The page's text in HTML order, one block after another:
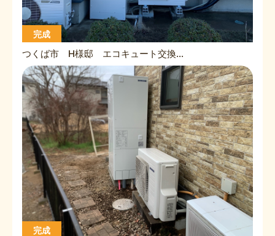
完成
つくば市 H様邸 エコキュート交換工事
完成